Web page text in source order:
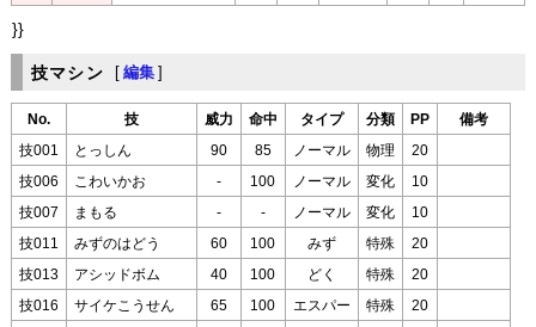
}}
技マシン [ 編集 ]
No. 技 威力 命中 タイプ 分類 PP 備考
技001 とっしん 90 85 ノーマル 物理 20
技006 こわいかお - 100 ノーマル 変化 10
技007 まもる - - ノーマル 変化 10
技011 みずのはどう 60 100 みず 特殊 20
技013 アシッドボム 40 100 どく 特殊 20
技016 サイケこうせん 65 100 エスパー 特殊 20